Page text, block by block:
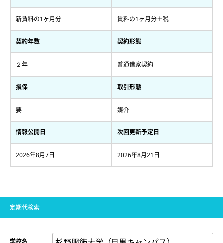
新賃料の1ヶ月分 賃料の1ヶ月分＋税
契約年数
２年
契約形態
普通借家契約
損保
要
取引形態
媒介
情報公開日
2026年8月7日
次回更新予定日
2026年8月21日
定期代検索
学校名